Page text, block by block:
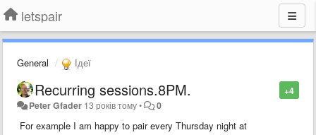
letspair
General Ідеї
+4
Recurring sessions.8PM.
Peter Gfader 13 років тому• 0
For example I am happy to pair every Thursday night at